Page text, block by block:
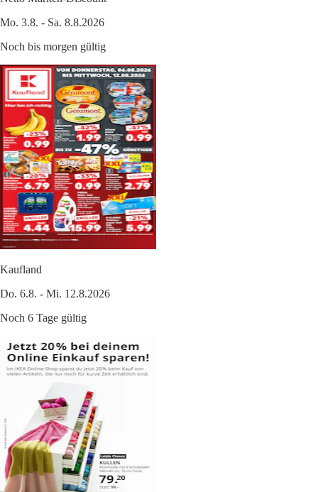
Mo. 3.8. - Sa. 8.8.2026
Noch bis morgen gültig
Kaufland
Do. 6.8. - Mi. 12.8.2026
Noch 6 Tage gültig